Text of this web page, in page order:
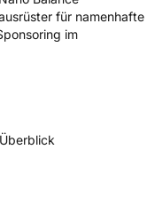
für namenhafte
im